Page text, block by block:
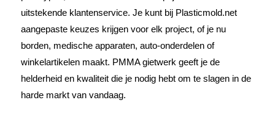
uitstekende klantenservice. Je kunt bij Plasticmold.net
aangepaste keuzes krijgen voor elk project, of je nu
borden, medische apparaten, auto-onderdelen of
winkelartikelen maakt. PMMA gietwerk geeft je de
helderheid en kwaliteit die je nodig hebt om te slagen in de
harde markt van vandaag.